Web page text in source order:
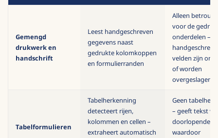
Gemengd
drukwerk en
handschrift
Leest handgeschreven
gegevens naast
gedrukte kolomkoppen
en formulierranden
Alleen
voor de
onderdelen –
velden zijn
of worden
overgeslagen
Tabelformulieren
Tabelherkenning
detecteert rijen,
kolommen en cellen –
extraheert automatisch
Geen
– geeft tekst
doorlopende
waardoor